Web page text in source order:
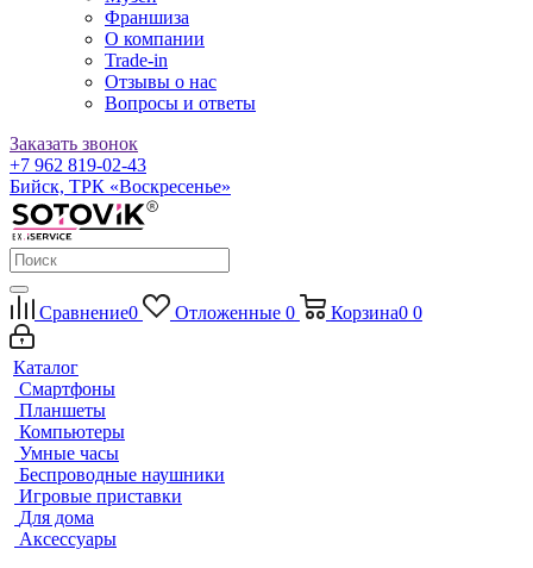
Франшиза
О компании
Trade-in
Отзывы о нас
Вопросы и ответы
Заказать звонок
+7 962 819-02-43
Бийск, ТРК «Воскресенье»
Сравнение0 Отложенные 0 Корзина0 0
Каталог
Смартфоны
Планшеты
Компьютеры
Умные часы
Беспроводные наушники
Игровые приставки
Для дома
Аксессуары